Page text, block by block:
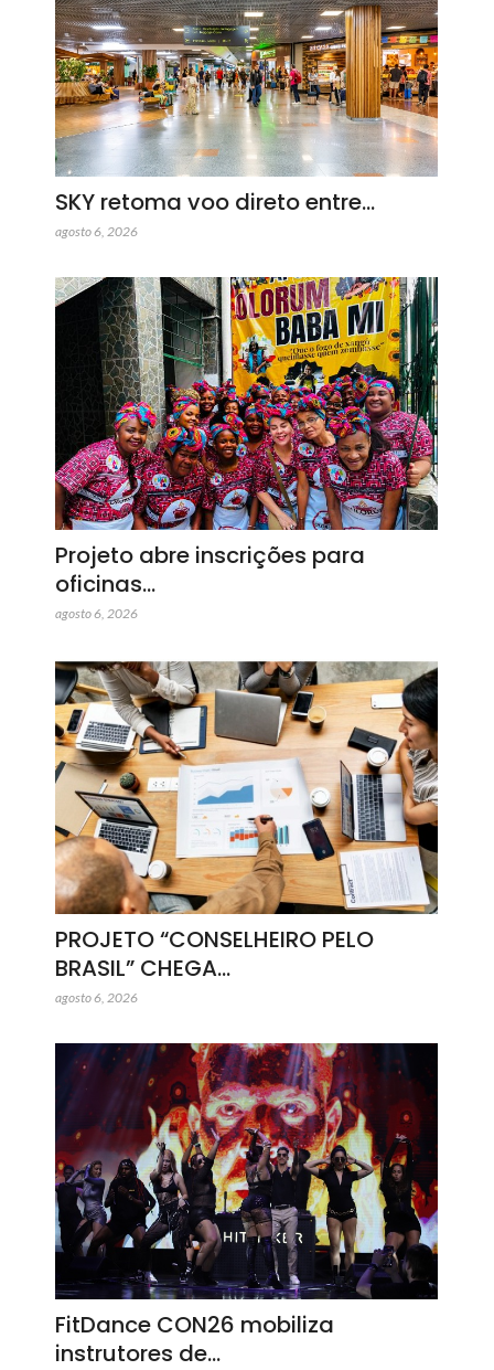
SKY retoma voo direto entre…
agosto 6, 2026
Projeto abre inscrições para
oficinas…
agosto 6, 2026
PROJETO “CONSELHEIRO PELO
BRASIL” CHEGA…
agosto 6, 2026
FitDance CON26 mobiliza
instrutores de…